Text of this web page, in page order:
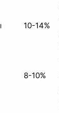
10-14%
8-10%